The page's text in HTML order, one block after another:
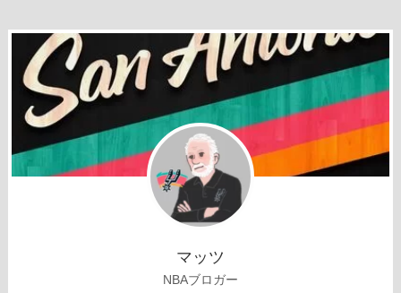
マッツ
NBAブロガー